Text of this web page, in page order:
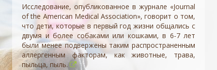
Исследование, опубликованное в журнале «Journal
of the American Medical Association», говорит о том,
что дети, которые в первый год жизни общались с
двумя и более собаками или кошками, в 6-7 лет
были менее подвержены таким распространенным
аллергенным факторам, как животные, трава,
пыльца, пыль.